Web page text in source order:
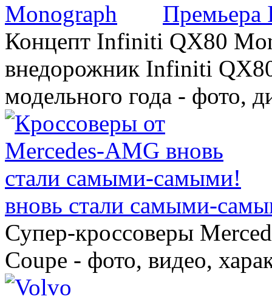
Премьера
Концепт Infiniti QX80
внедорожник Infiniti
модельного года - фото,
вновь стали самыми-
Супер-кроссоверы
Coupe - фото, видео,